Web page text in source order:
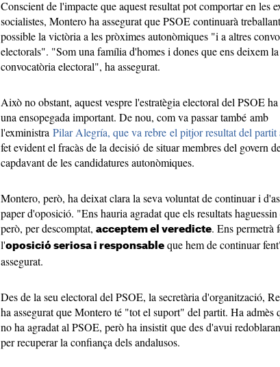
Conscient de l'impacte que aquest resultat pot comportar en les
socialistes, Montero ha assegurat que PSOE continuarà
possible la victòria a les pròximes autonòmiques "i a altres
electorals". "Som una família d'homes i dones que ens deixem
convocatòria electoral", ha assegurat.
Això no obstant, aquest vespre l'estratègia electoral del PSOE
una ensopegada important. De nou, com va passar també amb
l'exministra Pilar Alegría, que va rebre el pitjor resultat del
fet evident el fracàs de la decisió de situar membres del govern
capdavant de les candidatures autonòmiques.
Montero, però, ha deixat clara la seva voluntat de continuar i
paper d'oposició. "Ens hauria agradat que els resultats haguessin
però, per descomptat, acceptem el veredicte. Ens permetrà
l'oposició seriosa i responsable que hem de continuar
assegurat.
Des de la seu electoral del PSOE, la secretària d'organització,
ha assegurat que Montero té "tot el suport" del partit. Ha admès
no ha agradat al PSOE, però ha insistit que des d'avui
per recuperar la confiança dels andalusos.